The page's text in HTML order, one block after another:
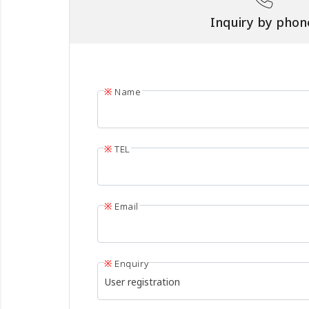
Inquiry by
Name
TEL
Email
User registration
Enquiry